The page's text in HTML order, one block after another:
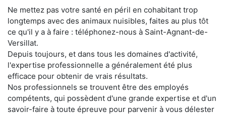
Ne mettez pas votre santé en péril en cohabitant trop
longtemps avec des animaux nuisibles, faites au plus tôt
ce qu'il y a à faire : téléphonez-nous à Saint-Agnant-de-
Versillat.
Depuis toujours, et dans tous les domaines d'activité,
l'expertise professionnelle a généralement été plus
efficace pour obtenir de vrais résultats.
Nos professionnels se trouvent être des employés
compétents, qui possèdent d'une grande expertise et d'un
savoir-faire à toute épreuve pour parvenir à vous délester